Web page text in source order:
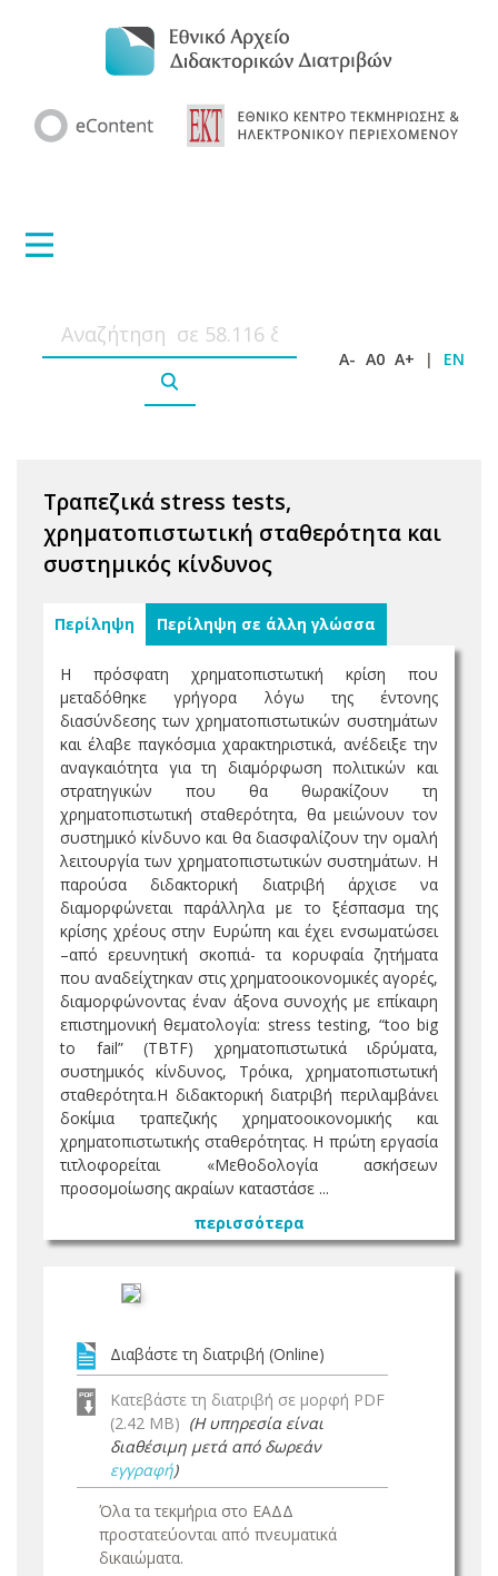
A- A0 A+ | EN
Τραπεζικά stress tests,
χρηματοπιστωτική σταθερότητα και
συστημικός κίνδυνος
Περίληψη Περίληψη σε άλλη γλώσσα
Η πρόσφατη χρηματοπιστωτική κρίση που
μεταδόθηκε γρήγορα λόγω της έντονης
διασύνδεσης των χρηματοπιστωτικών συστημάτων
και έλαβε παγκόσμια χαρακτηριστικά, ανέδειξε την
αναγκαιότητα για τη διαμόρφωση πολιτικών και
στρατηγικών που θα θωρακίζουν τη
χρηματοπιστωτική σταθερότητα, θα μειώνουν τον
συστημικό κίνδυνο και θα διασφαλίζουν την ομαλή
λειτουργία των χρηματοπιστωτικών συστημάτων. Η
παρούσα διδακτορική διατριβή άρχισε να
διαμορφώνεται παράλληλα με το ξέσπασμα της
κρίσης χρέους στην Ευρώπη και έχει ενσωματώσει
–από ερευνητική σκοπιά- τα κορυφαία ζητήματα
που αναδείχτηκαν στις χρηματοοικονομικές αγορές,
διαμορφώνοντας έναν άξονα συνοχής με επίκαιρη
επιστημονική θεματολογία: stress testing, “too big
to fail” (TBTF) χρηματοπιστωτικά ιδρύματα,
συστημικός κίνδυνος, Τρόικα, χρηματοπιστωτική
σταθερότητα.Η διδακτορική διατριβή περιλαμβάνει
δοκίμια τραπεζικής χρηματοοικονομικής και
χρηματοπιστωτικής σταθερότητας. Η πρώτη εργασία
τιτλοφορείται «Μεθοδολογία ασκήσεων
προσομοίωσης ακραίων καταστάσε ...
περισσότερα
Διαβάστε τη διατριβή (Online)
Κατεβάστε τη διατριβή σε μορφή PDF
(2.42 MB) (Η υπηρεσία είναι
διαθέσιμη μετά από δωρεάν
εγγραφή)
Όλα τα τεκμήρια στο ΕΑΔΔ
προστατεύονται από πνευματικά
δικαιώματα.